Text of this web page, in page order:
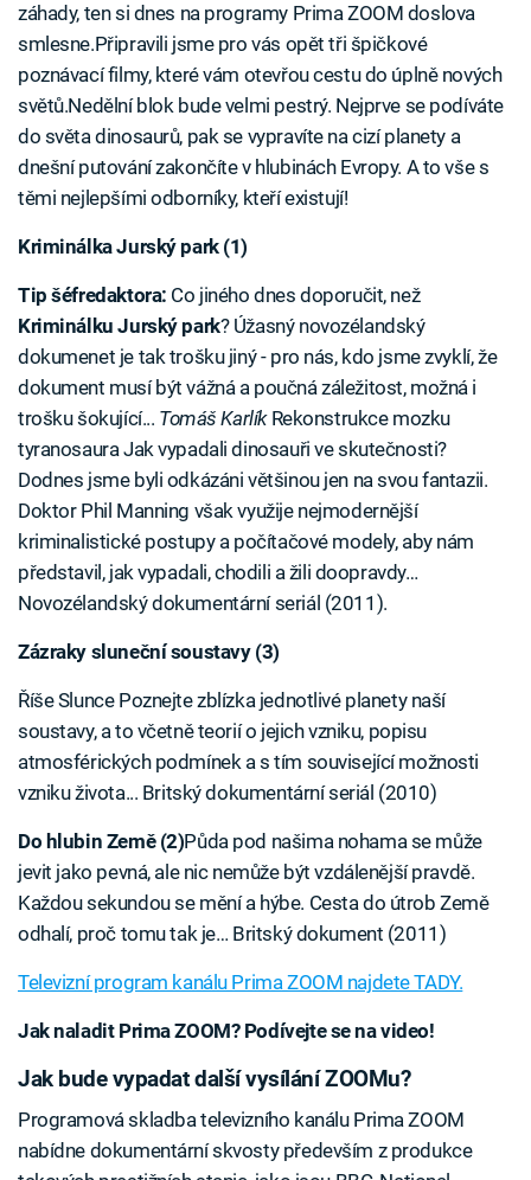
záhady, ten si dnes na programy Prima ZOOM doslova
smlesne.Připravili jsme pro vás opět tři špičkové
poznávací filmy, které vám otevřou cestu do úplně nových
světů.Nedělní blok bude velmi pestrý. Nejprve se podíváte
do světa dinosaurů, pak se vypravíte na cizí planety a
dnešní putování zakončíte v hlubinách Evropy. A to vše s
těmi nejlepšími odborníky, kteří existují!
Kriminálka Jurský park (1)
Tip šéfredaktora: Co jiného dnes doporučit, než
Kriminálku Jurský park? Úžasný novozélandský
dokumenet je tak trošku jiný - pro nás, kdo jsme zvyklí, že
dokument musí být vážná a poučná záležitost, možná i
trošku šokující... Tomáš KarlíkRekonstrukce mozku
tyranosaura Jak vypadali dinosauři ve skutečnosti?
Dodnes jsme byli odkázáni většinou jen na svou fantazii.
Doktor Phil Manning však využije nejmodernější
kriminalistické postupy a počítačové modely, aby nám
představil, jak vypadali, chodili a žili doopravdy…
Novozélandský dokumentární seriál (2011).
Zázraky sluneční soustavy (3)
Říše Slunce Poznejte zblízka jednotlivé planety naší
soustavy, a to včetně teorií o jejich vzniku, popisu
atmosférických podmínek a s tím související možnosti
vzniku života... Britský dokumentární seriál (2010)
Do hlubin Země (2)Půda pod našima nohama se může
jevit jako pevná, ale nic nemůže být vzdálenější pravdě.
Každou sekundou se mění a hýbe. Cesta do útrob Země
odhalí, proč tomu tak je… Britský dokument (2011)
Televizní program kanálu Prima ZOOM najdete TADY.
Jak naladit Prima ZOOM? Podívejte se na video!
Jak bude vypadat další vysílání ZOOMu?
Programová skladba televizního kanálu Prima ZOOM
nabídne dokumentární skvosty především z produkce